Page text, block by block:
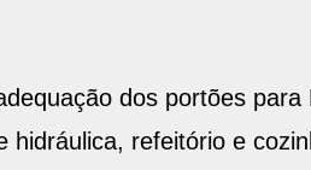
dos portões para
hidráulica, refeitório e